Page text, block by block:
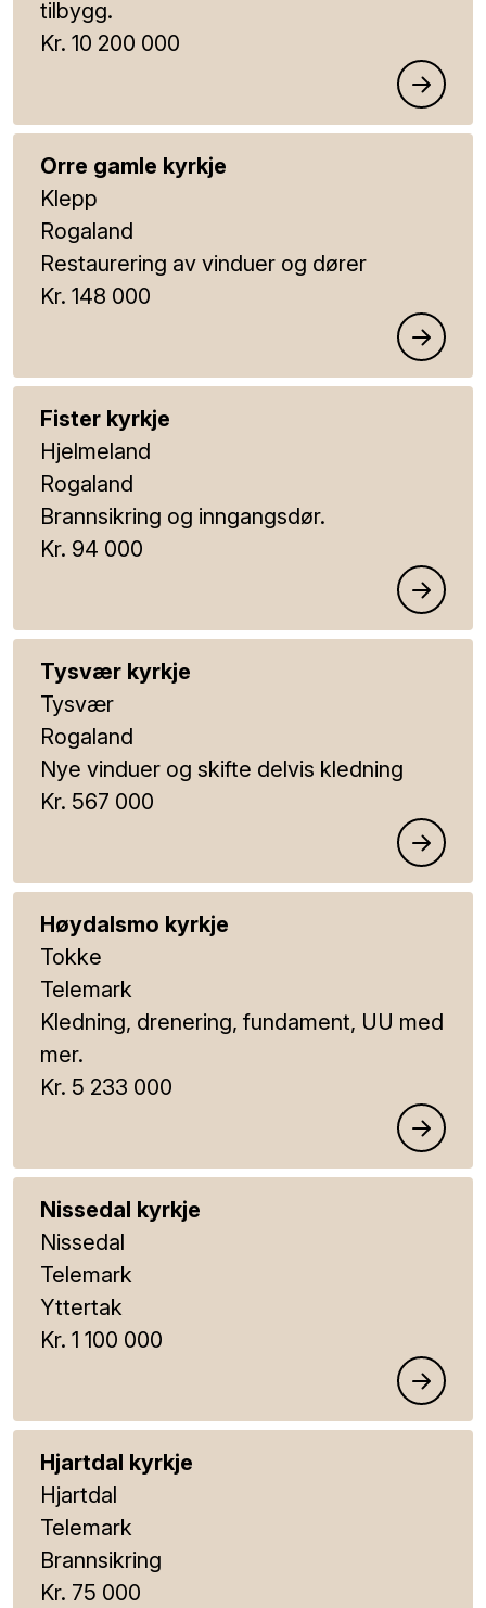
tilbygg.
Kr. 10 200 000
Orre gamle kyrkje
Klepp
Rogaland
Restaurering av vinduer og dører
Kr. 148 000
Fister kyrkje
Hjelmeland
Rogaland
Brannsikring og inngangsdør.
Kr. 94 000
Tysvær kyrkje
Tysvær
Rogaland
Nye vinduer og skifte delvis kledning
Kr. 567 000
Høydalsmo kyrkje
Tokke
Telemark
Kledning, drenering, fundament, UU med
mer.
Kr. 5 233 000
Nissedal kyrkje
Nissedal
Telemark
Yttertak
Kr. 1 100 000
Hjartdal kyrkje
Hjartdal
Telemark
Brannsikring
Kr. 75 000